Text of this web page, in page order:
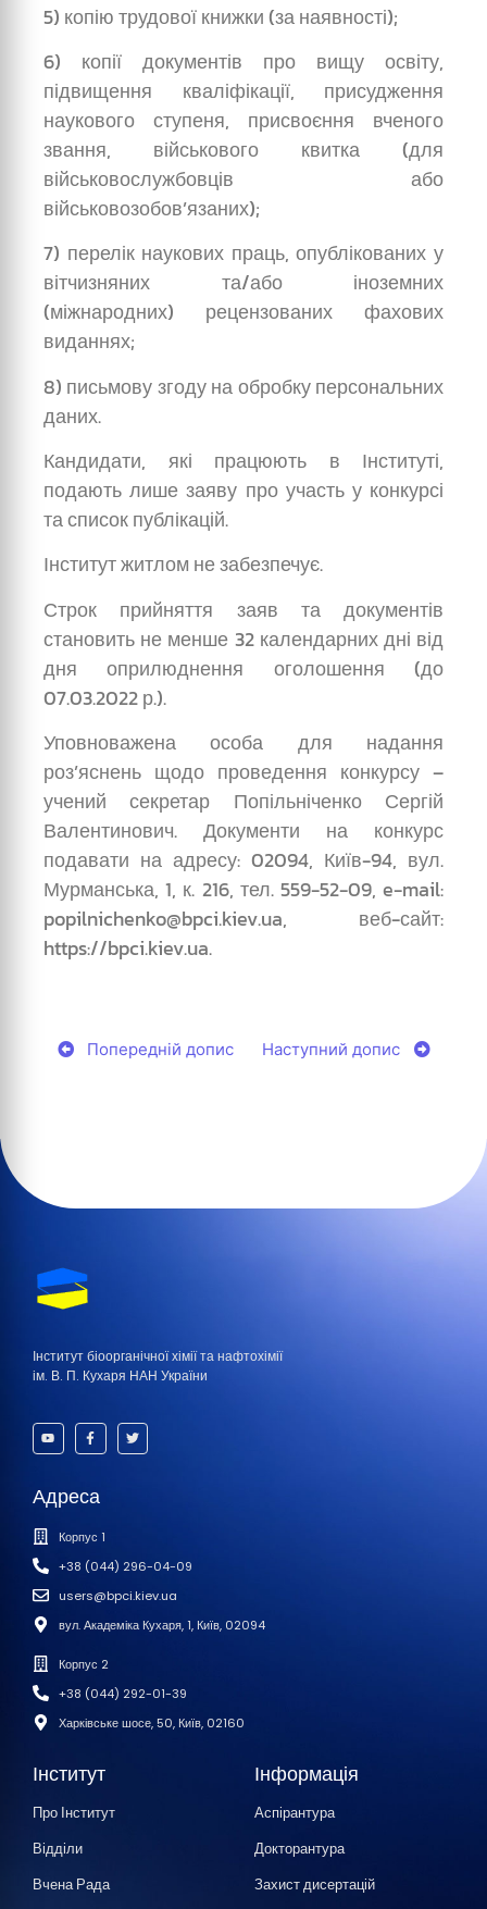
5) копію трудової книжки (за наявності);
6) копії документів про вищу освіту,
підвищення кваліфікації, присудження
наукового ступеня, присвоєння вченого
звання, військового квитка (для
військовослужбовців або
військовозобов’язаних);
7) перелік наукових праць, опублікованих у
вітчизняних та/або іноземних
(міжнародних) рецензованих фахових
виданнях;
8) письмову згоду на обробку персональних
даних.
Кандидати, які працюють в Інституті,
подають лише заяву про участь у конкурсі
та список публікацій.
Інститут житлом не забезпечує.
Строк прийняття заяв та документів
становить не менше 32 календарних дні від
дня оприлюднення оголошення (до
07.03.2022 р.).
Уповноважена особа для надання
роз’яснень щодо проведення конкурсу –
учений секретар Попільніченко Сергій
Валентинович. Документи на конкурс
подавати на адресу: 02094, Київ-94, вул.
Мурманська, 1, к. 216, тел. 559-52-09, e-mail:
popilnichenko@bpci.kiev.ua, веб-сайт:
https://bpci.kiev.ua.
Попередній допис Наступний допис
Інститут біоорганічної хімії та нафтохімії
ім. В. П. Кухаря НАН України
Адреса
Корпус 1
+38 (044) 296-04-09
users@bpci.kiev.ua
вул. Академіка Кухаря, 1, Київ, 02094
Корпус 2
+38 (044) 292-01-39
Харківське шосе, 50, Київ, 02160
Інститут
Про Інститут
Відділи
Вчена Рада
Інформація
Аспірантура
Докторантура
Захист дисертацій